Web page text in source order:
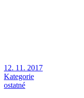
12. 11. 2017
Kategorie
ostatné